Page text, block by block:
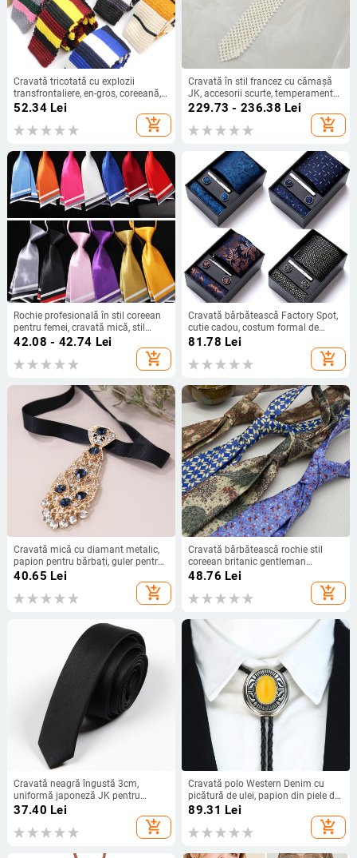
Cravată tricotată cu explozii
transfrontaliere, en-gros, coreeană,
pentru bărbați și femei, îndrăgostiți,
cravată casual, nouă, la modă
52.34Lei
add_shopping_cart
Cravată în stil francez cu cămașă
JK, accesorii scurte, temperament
elegant, cravată cu perle în stil INS
229.73 - 236.38 Lei
add_shopping_cart
Rochie profesională în stil coreean
pentru femei, cravată mică, stil
japonez, papion, stil universitar,
guler floral, performanță, bow,
student
42.08 - 42.74 Lei
add_shopping_cart
Cravată bărbătească Factory Spot,
cutie cadou, costum formal de
afaceri, nuntă, cămașă de grup,
81.78 Lei
add_shopping_cart
Cravată mică cu diamant metalic,
papion pentru bărbați, guler pentru
rochie de mireasă, flori pentru copii,
cravată strălucitoare cu cristale
pentru costum de gentleman
40.65 Lei
add_shopping_cart
Cravată bărbătească rochie stil
coreean britanic gentleman
european și american vintage
imprimat 8CM cravată de mână
student uzură de lucru
48.76 Lei
add_shopping_cart
Cravată neagră îngustă 3cm,
uniformă japoneză JK pentru
studenți, cămașă Joker, cravată
mică, producători Guangdong, în
stoc en-gros
37.40 Lei
add_shopping_cart
Cravată polo Western Denim cu
picătură de ulei, papion din piele din
aliaj de zinc, accesorii smoking
89.31 Lei
add_shopping_cart